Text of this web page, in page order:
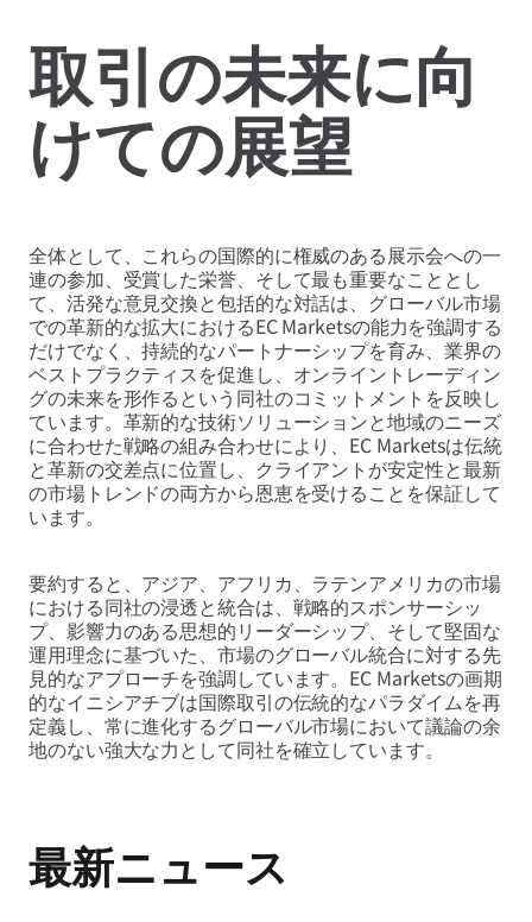
取引の未来に向
けての展望
全体として、これらの国際的に権威のある展示会への一
連の参加、受賞した栄誉、そして最も重要なこととし
て、活発な意見交換と包括的な対話は、グローバル市場
での革新的な拡大におけるEC Marketsの能力を強調する
だけでなく、持続的なパートナーシップを育み、業界の
ベストプラクティスを促進し、オンライントレーディン
グの未来を形作るという同社のコミットメントを反映し
ています。革新的な技術ソリューションと地域のニーズ
に合わせた戦略の組み合わせにより、EC Marketsは伝統
と革新の交差点に位置し、クライアントが安定性と最新
の市場トレンドの両方から恩恵を受けることを保証して
います。
要約すると、アジア、アフリカ、ラテンアメリカの市場
における同社の浸透と統合は、戦略的スポンサーシッ
プ、影響力のある思想的リーダーシップ、そして堅固な
運用理念に基づいた、市場のグローバル統合に対する先
見的なアプローチを強調しています。EC Marketsの画期
的なイニシアチブは国際取引の伝統的なパラダイムを再
定義し、常に進化するグローバル市場において議論の余
地のない強大な力として同社を確立しています。
最新ニュース